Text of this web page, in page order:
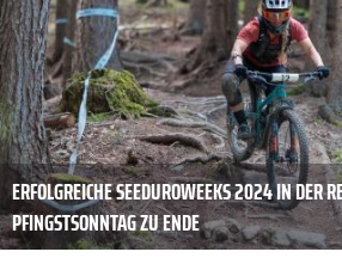
ERFOLGREICHE SEEDUROWEEKS 2024 IN DER
PFINGSTSONNTAG ZU ENDE